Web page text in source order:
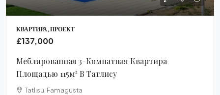
КВАРТИРА, ПРОЕКТ
£137,000
Меблированная 3-Комнатная Квартира
Площадью 115м² В Татлису
Tatlısu, Famagusta